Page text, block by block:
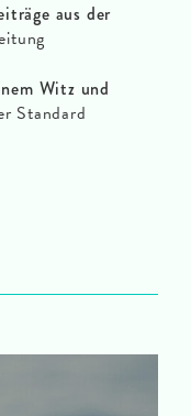
aus der
Witz und
Standard